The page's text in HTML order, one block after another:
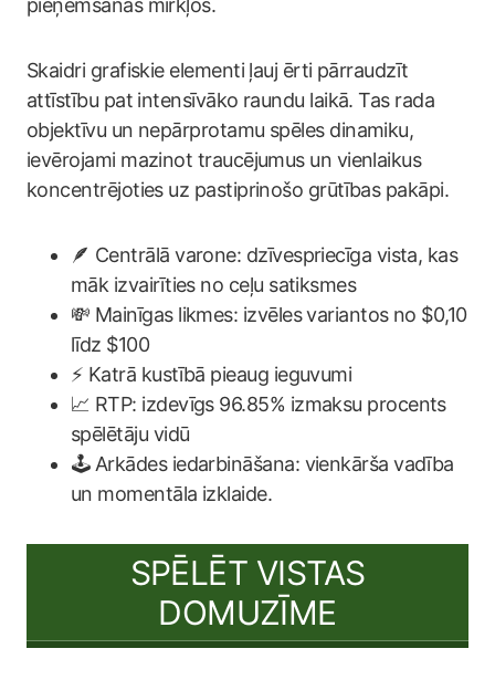
pieņemšanas mirkļos.
Skaidri grafiskie elementi ļauj ērti pārraudzīt
attīstību pat intensīvāko raundu laikā. Tas rada
objektīvu un nepārprotamu spēles dinamiku,
ievērojami mazinot traucējumus un vienlaikus
koncentrējoties uz pastiprinošo grūtības pakāpi.
🪶 Centrālā varone: dzīvespriecīga vista, kas
māk izvairīties no ceļu satiksmes
💸 Mainīgas likmes: izvēles variantos no $0,10
līdz $100
⚡ Katrā kustībā pieaug ieguvumi
📈 RTP: izdevīgs 96.85% izmaksu procents
spēlētāju vidū
🕹️ Arkādes iedarbināšana: vienkārša vadība
un momentāla izklaide.
SPĒLĒT VISTAS
DOMUZĪME